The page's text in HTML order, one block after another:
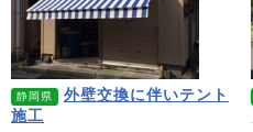
静岡県
外壁交換に伴いテント
施工